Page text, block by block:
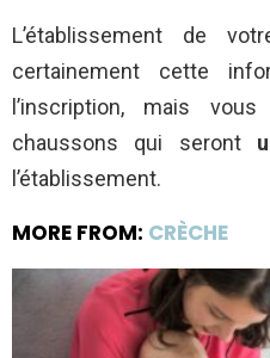
L’établissement de
certainement cette
l’inscription, mais
chaussons qui seront
l’établissement.
MORE FROM: CRÈCHE